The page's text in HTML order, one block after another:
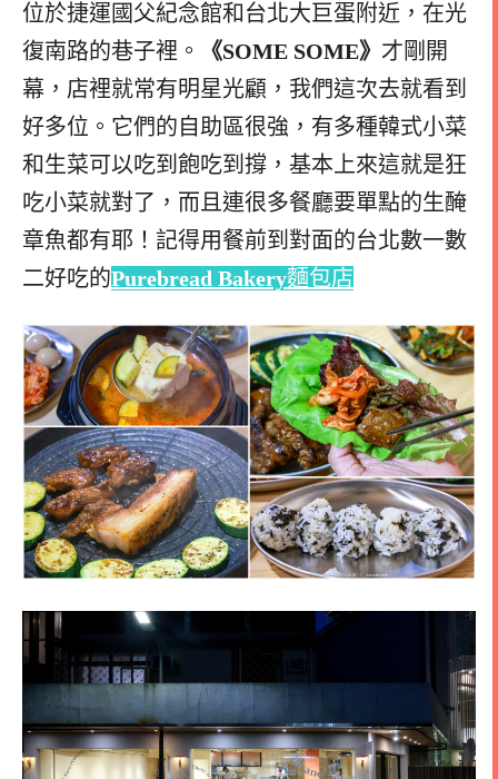
位於捷運國父紀念館和台北大巨蛋附近，在光
復南路的巷子裡。
《SOME SOME》 才剛開
幕，店裡就常有明星光顧，我們這次去就看到
好多位。它們的自助區很強，有多種韓式小菜
和生菜可以吃到飽吃到撐，基本上來這就是狂
吃小菜就對了，而且連很多餐廳要單點的生醃
章魚都有耶！記得用餐前到對面的台北數一數
二好吃的Purebread Bakery麵包店